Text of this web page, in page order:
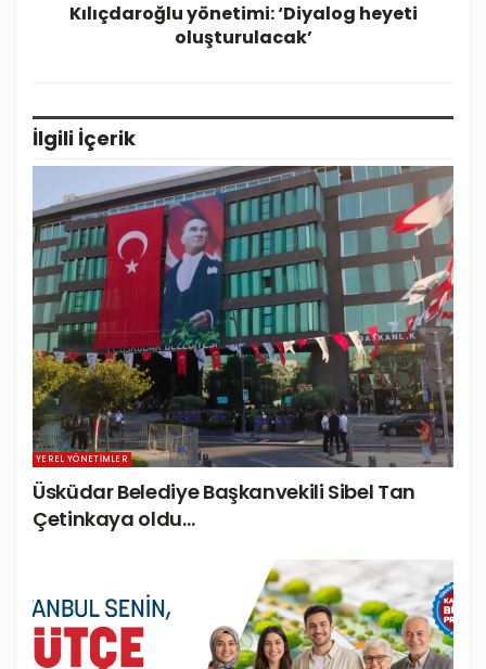
Kılıçdaroğlu yönetimi: ‘Diyalog heyeti
oluşturulacak’
İlgili İçerik
YEREL YÖNETIMLER
Üsküdar Belediye Başkanvekili Sibel Tan
Çetinkaya oldu…